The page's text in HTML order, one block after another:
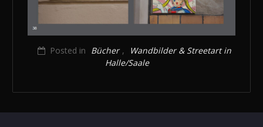
Posted in Bücher ,
Wandbilder & Streetart in
Halle/Saale